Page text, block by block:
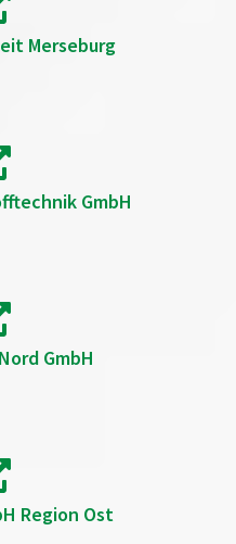
Merseburg
GmbH
GmbH
Region Ost